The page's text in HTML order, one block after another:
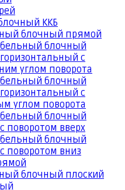
ККБ
блочный прямой
блочный
с
углом поворота
блочный
с
углом поворота
блочный
поворотом вверх
блочный
поворотом вниз
блочный плоский